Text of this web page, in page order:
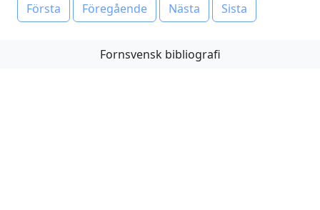
Första Föregående Nästa Sista
Fornsvensk bibliografi